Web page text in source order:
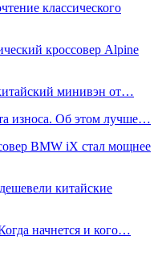
классического
кроссовер Alpine
минивэн от…
износа. Об этом лучше…
BMW iX стал мощнее
китайские
начнется и кого…